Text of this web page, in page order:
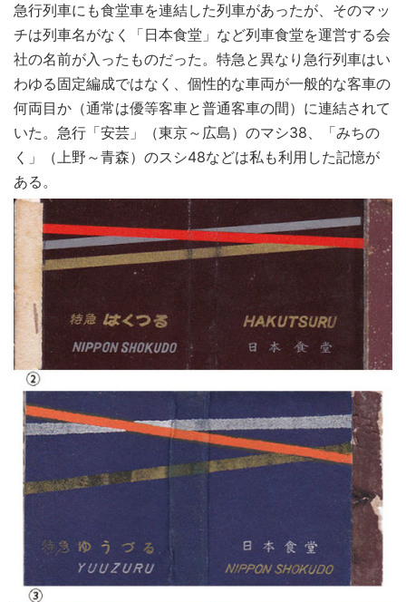
急行列車にも食堂車を連結した列車があったが、そのマッ
チは列車名がなく「日本食堂」など列車食堂を運営する会
社の名前が入ったものだった。特急と異なり急行列車はい
わゆる固定編成ではなく、個性的な車両が一般的な客車の
何両目か（通常は優等客車と普通客車の間）に連結されて
いた。急行「安芸」（東京～広島）のマシ38、「みちの
く」（上野～青森）のスシ48などは私も利用した記憶が
ある。